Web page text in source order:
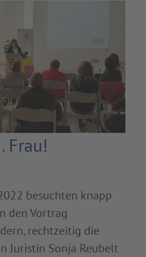
Frau!
besuchten knapp
den Vortrag
rechtzeitig die
Juristin Sonja Reubelt